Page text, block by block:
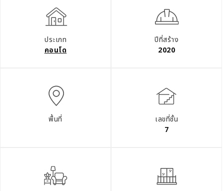
ประเภท
คอนโด
ปีที่สร้าง
2020
พื้นที่
เลขที่ชั้น
7